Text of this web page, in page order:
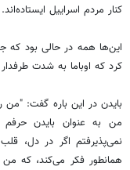
کنار مردم اسراییل
این‌ها همه در حالی بود که
کرد که اوباما به شدت
بایدن در این باره گفت:
من به عنوان بایدن
نمی‌پذیرفتم اگر در دل،
همانطور فکر می‌کند، که